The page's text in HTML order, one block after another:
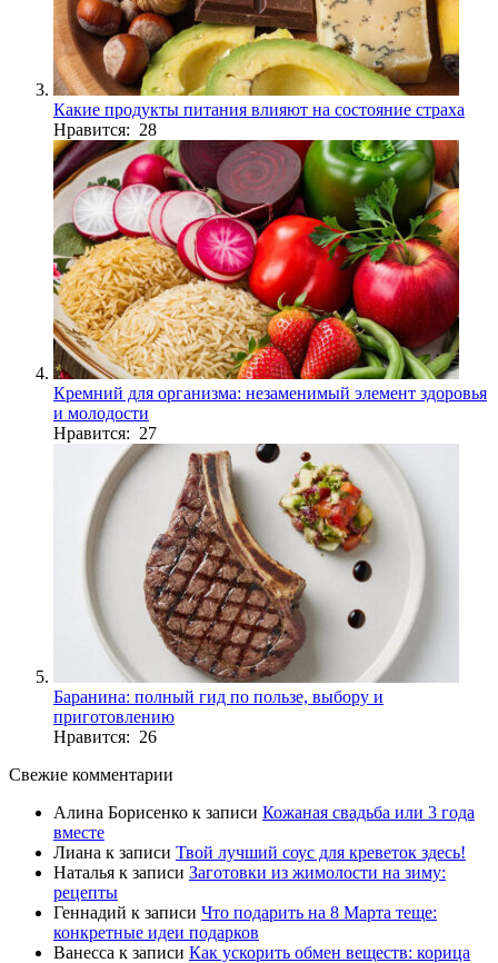
Какие продукты питания влияют на состояние страха
Нравится: 28
Кремний для организма: незаменимый элемент здоровья
и молодости
Нравится: 27
Баранина: полный гид по пользе, выбору и
приготовлению
Нравится: 26
Свежие комментарии
Алина Борисенко к записи Кожаная свадьба или 3 года
вместе
Лиана к записи Твой лучший соус для креветок здесь!
Наталья к записи Заготовки из жимолости на зиму:
рецепты
Геннадий к записи Что подарить на 8 Марта теще:
конкретные идеи подарков
Ванесса к записи Как ускорить обмен веществ: корица